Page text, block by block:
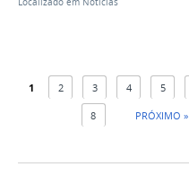
Localizado em Notícias
1 2 3 4 5
8 PRÓXIMO »